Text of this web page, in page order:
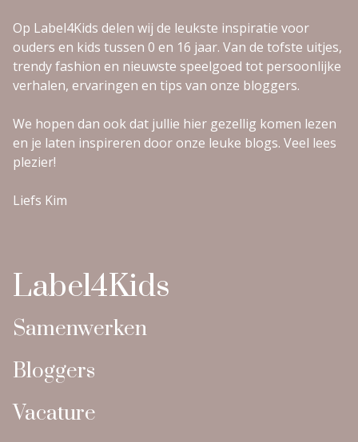
Op Label4Kids delen wij de leukste inspiratie voor
ouders en kids tussen 0 en 16 jaar. Van de tofste uitjes,
trendy fashion en nieuwste speelgoed tot persoonlijke
verhalen, ervaringen en tips van onze bloggers.
We hopen dan ook dat jullie hier gezellig komen lezen
en je laten inspireren door onze leuke blogs. Veel lees
plezier!
Liefs Kim
Label4Kids
Samenwerken
Bloggers
Vacature